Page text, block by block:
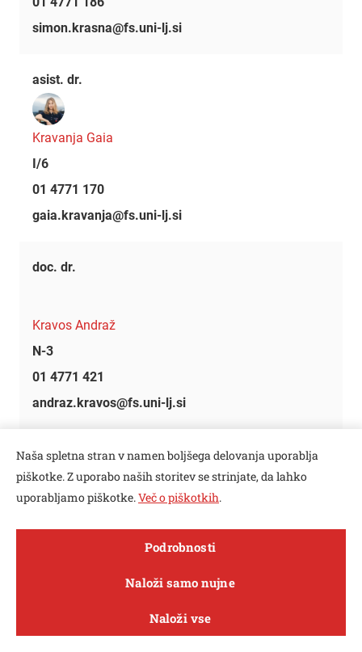
Open toolbar
O fakulteti Študij inovacije Sporočila
simon.krasna@fs.uni-lj.si
asist. dr.
Kravanja Gaia
I/6
01 4771 170
gaia.kravanja@fs.uni-lj.si
doc. dr.
Kravos Andraž
N-3
01 4771 421
andraz.kravos@fs.uni-lj.si
doc. dr.
ambroz.kregar@fs.uni-lj.si
Naša spletna stran v namen boljšega delovanja uporablja
piškotke. Z uporabo naših storitev se strinjate, da lahko
uporabljamo piškotke.Več o piškotkih.
Podrobnosti
Naloži samo nujne
Naloži vse